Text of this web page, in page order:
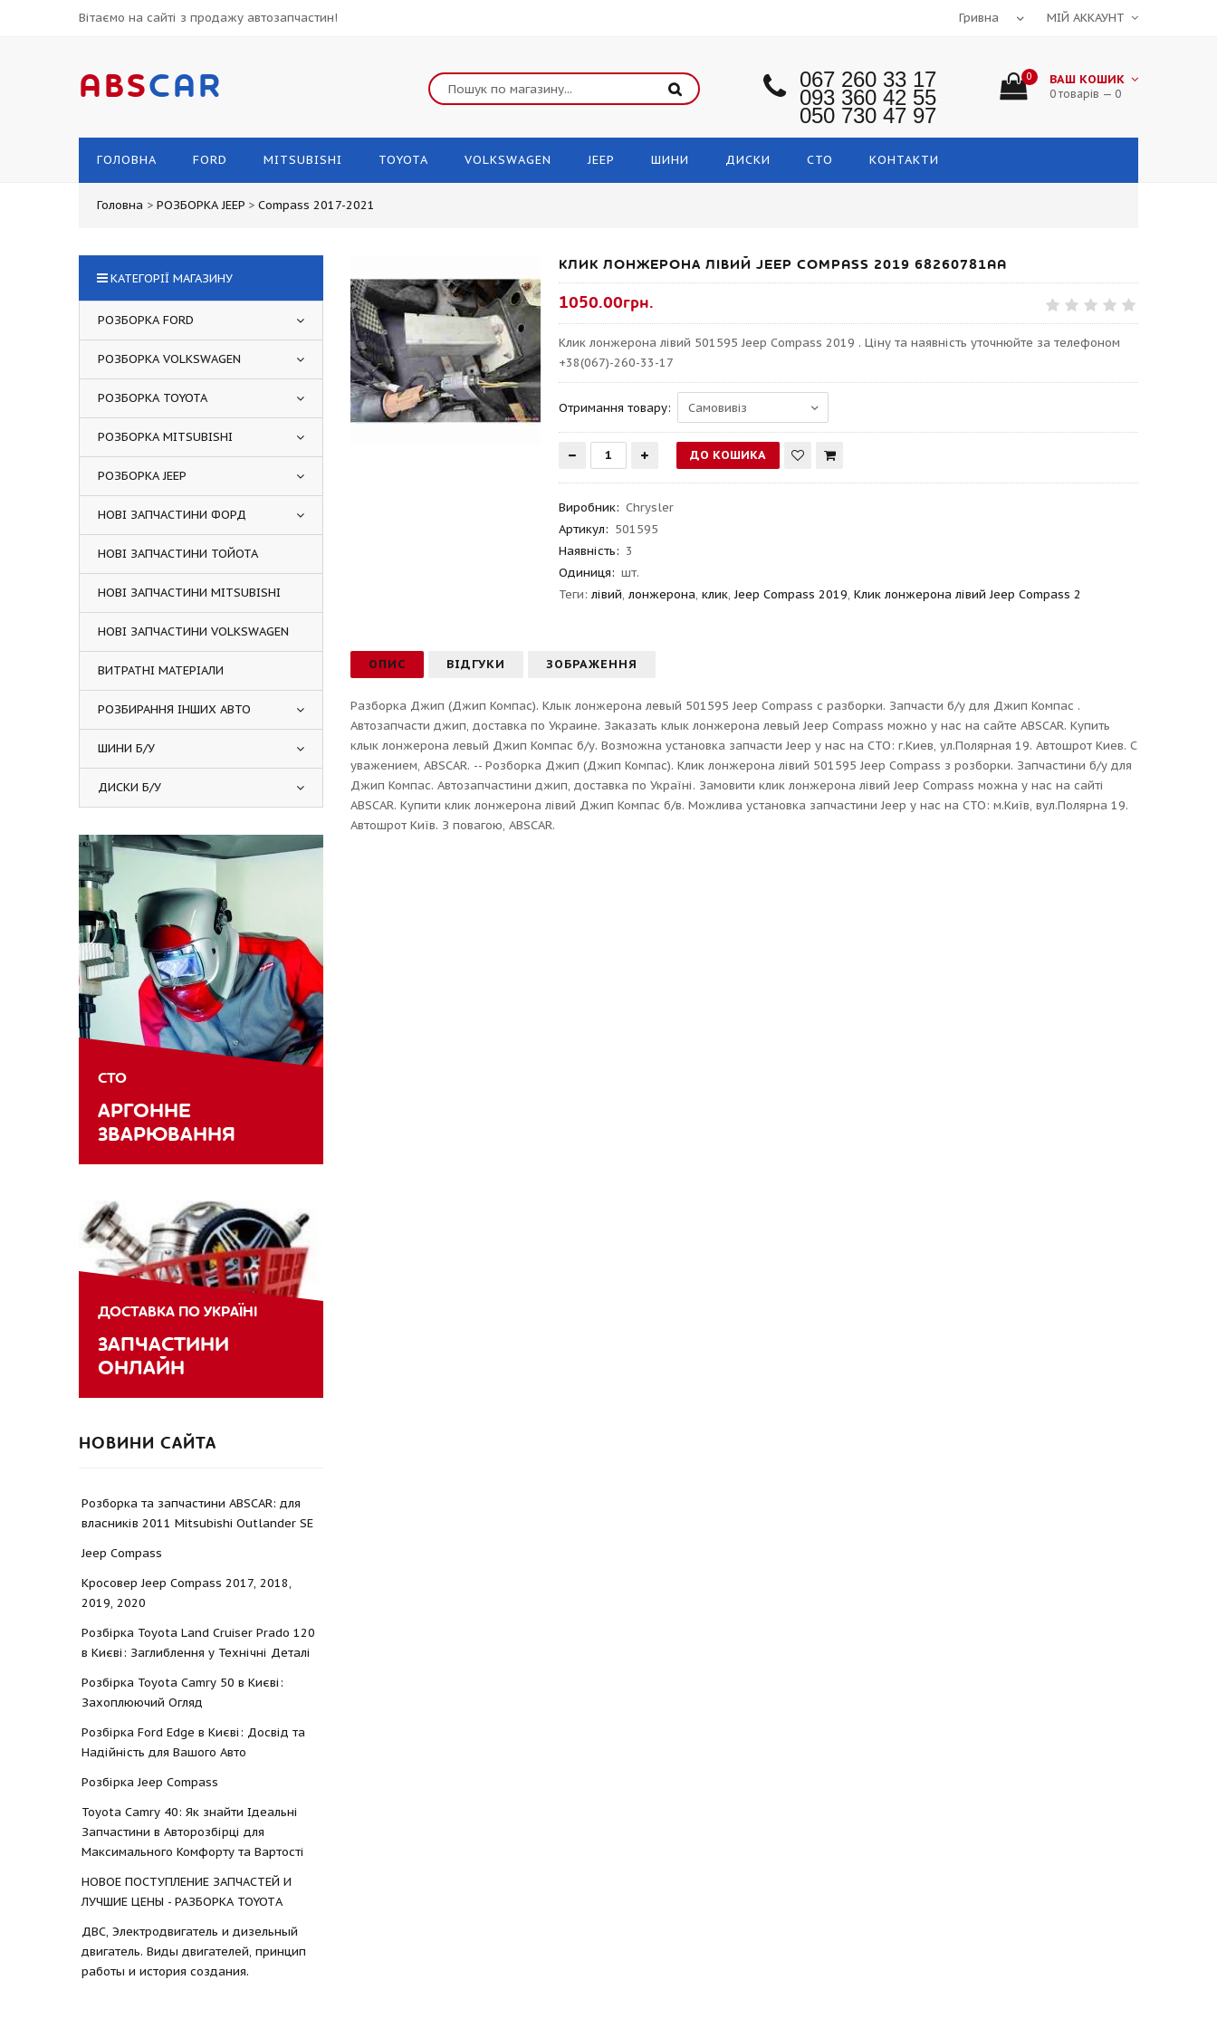
Вітаємо на сайті з продажу автозапчастин! МІЙ АККАУНТ
ABSCAR 067 260 33 17
093 360 42 55
050 730 47 97
0 ВАШ КОШИК
0 товарів — 0
ГОЛОВНА FORD MITSUBISHI TOYOTA VOLKSWAGEN JEEP ШИНИ ДИСКИ СТО КОНТАКТИ
Головна > РОЗБОРКА JEEP > Compass 2017-2021
КЛИК ЛОНЖЕРОНА ЛІВИЙ JEEP COMPASS 2019 68260781AA
1050.00грн.
Клик лонжерона лівий 501595 Jeep Compass 2019 . Ціну та наявність уточнюйте за телефоном
+38(067)-260-33-17
Отримання товару:
Виробник: Chrysler
Артикул: 501595
Наявність: 3
Одиниця: шт.
Теги:лівий,лонжерона,клик,Jeep Compass 2019,Клик лонжерона лівий Jeep Compass 2
ОПИС ВІДГУКИ ЗОБРАЖЕННЯ
Разборка Джип (Джип Компас). Клык лонжерона левый 501595 Jeep Compass с разборки. Запчасти б/у для Джип Компас .
Автозапчасти джип, доставка по Украине. Заказать клык лонжерона левый Jeep Compass можно у нас на сайте ABSCAR. Купить
клык лонжерона левый Джип Компас б/у. Возможна установка запчасти Jeep у нас на СТО: г.Киев, ул.Полярная 19. Автошрот Киев. С
уважением, ABSCAR. -- Розборка Джип (Джип Компас). Клик лонжерона лівий 501595 Jeep Compass з розборки. Запчастини б/у для
Джип Компас. Автозапчастини джип, доставка по Україні. Замовити клик лонжерона лівий Jeep Compass можна у нас на сайті
ABSCAR. Купити клик лонжерона лівий Джип Компас б/в. Можлива установка запчастини Jeep у нас на СТО: м.Київ, вул.Полярна 19.
Автошрот Київ. З повагою, ABSCAR.
КАТЕГОРІЇ МАГАЗИНУ
РОЗБОРКА FORD
РОЗБОРКА VOLKSWAGEN
РОЗБОРКА TOYOTA
РОЗБОРКА MITSUBISHI
РОЗБОРКА JEEP
НОВІ ЗАПЧАСТИНИ ФОРД
НОВІ ЗАПЧАСТИНИ ТОЙОТА
НОВІ ЗАПЧАСТИНИ MITSUBISHI
НОВІ ЗАПЧАСТИНИ VOLKSWAGEN
ВИТРАТНІ МАТЕРІАЛИ
РОЗБИРАННЯ ІНШИХ АВТО
ШИНИ Б/У
ДИСКИ Б/У
СТО
АРГОННЕ
ЗВАРЮВАННЯ
ДОСТАВКА ПО УКРАЇНІ
ЗАПЧАСТИНИ
ОНЛАЙН
НОВИНИ САЙТА
Розборка та запчастини ABSCAR: для
власників 2011 Mitsubishi Outlander SE
Jeep Compass
Кросовер Jeep Compass 2017, 2018,
2019, 2020
Розбірка Toyota Land Cruiser Prado 120
в Києві: Заглиблення у Технічні Деталі
Розбірка Toyota Camry 50 в Києві:
Захоплюючий Огляд
Розбірка Ford Edge в Києві: Досвід та
Надійність для Вашого Авто
Розбірка Jeep Compass
Toyota Camry 40: Як знайти Ідеальні
Запчастини в Авторозбірці для
Максимального Комфорту та Вартості
НОВОЕ ПОСТУПЛЕНИЕ ЗАПЧАСТЕЙ И
ЛУЧШИЕ ЦЕНЫ - РАЗБОРКА TOYOTА
ДВС, Электродвигатель и дизельный
двигатель. Виды двигателей, принцип
работы и история создания.